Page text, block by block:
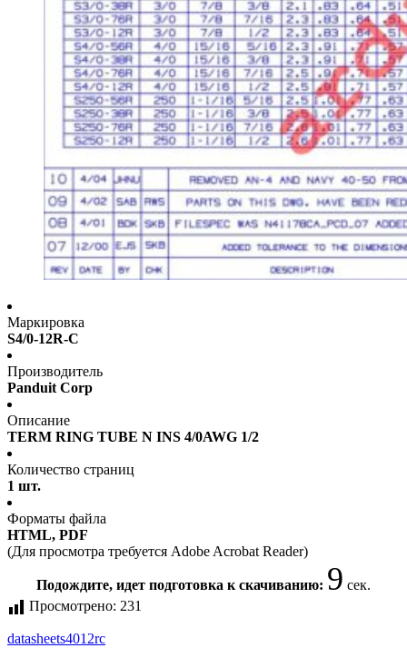
Маркировка
S4/0-12R-C
Производитель
Panduit Corp
Описание
TERM RING TUBE N INS 4/0AWG 1/2
Количество страниц
1 шт.
Форматы файла
HTML, PDF
(Для просмотра требуется Adobe Acrobat Reader)
Подождите, идет подготовка к скачиванию: 9 сек.
Просмотрено: 231
datasheets4012rc